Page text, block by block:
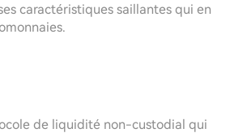
caractéristiques saillantes qui en
de liquidité non-custodial qui